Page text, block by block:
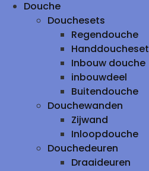
Douche
Douchesets
Regendouche
Handdoucheset
Inbouw douche
inbouwdeel
Buitendouche
Douchewanden
Zijwand
Inloopdouche
Douchedeuren
Draaideuren